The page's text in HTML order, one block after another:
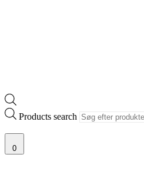
Products search
0